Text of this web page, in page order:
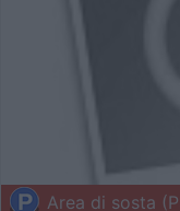
Area di sosta